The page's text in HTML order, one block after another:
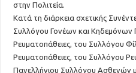
στην Πολιτεία.
Κατά τη διάρκεια σχετικής
Συλλόγου Γονέων και Κηδεμόνων
Ρευματοπάθειες, του Συλλόγου
Ρευματοπάθειες, του Συλλόγου
Πανελλήνιου Συλλόγου Ασθενών